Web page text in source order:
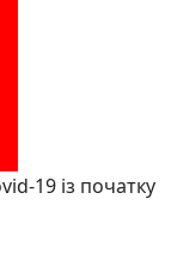
19 із початку